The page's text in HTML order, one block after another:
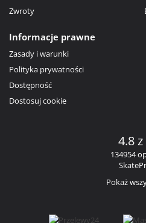
Zwroty
Informacje prawne
Zasady i warunki
Polityka prywatności
Dostępność
Dostosuj cookie
4.8 z
134954
Pokaż